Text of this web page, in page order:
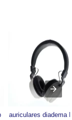
auriculares diadema